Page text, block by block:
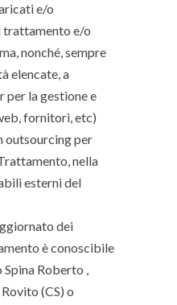
e/o
trattamento e/o
nonché, sempre
elencate, a
la gestione e
fornitori, etc)
outsourcing per
nella
esterni del
dei
è conoscibile
Spina Roberto ,
(CS) o